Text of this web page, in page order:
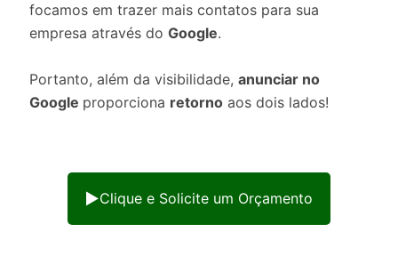
focamos em trazer mais contatos para sua
empresa através do Google.
Portanto, além da visibilidade, anunciar no
Google proporciona retorno aos dois lados!
Clique e Solicite um Orçamento